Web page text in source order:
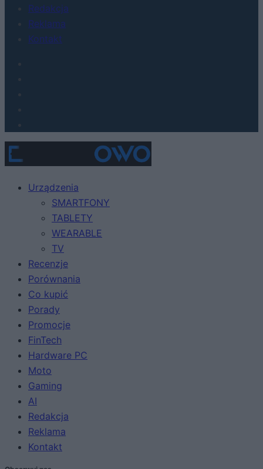
Redakcja
Reklama
Kontakt
Urządzenia
SMARTFONY
TABLETY
WEARABLE
TV
Recenzje
Porównania
Co kupić
Porady
Promocje
FinTech
Hardware PC
Moto
Gaming
AI
Redakcja
Reklama
Kontakt